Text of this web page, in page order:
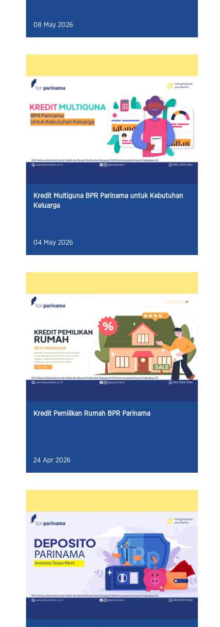
08 May 2026
Kredit Multiguna BPR Parinama untuk Kebutuhan
Keluarga
04 May 2026
Kredit Pemilikan Rumah BPR Parinama
24 Apr 2026